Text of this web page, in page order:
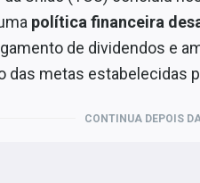
política financeira
de dividendos e
das metas estabelecidas
CONTINUA DEPOIS